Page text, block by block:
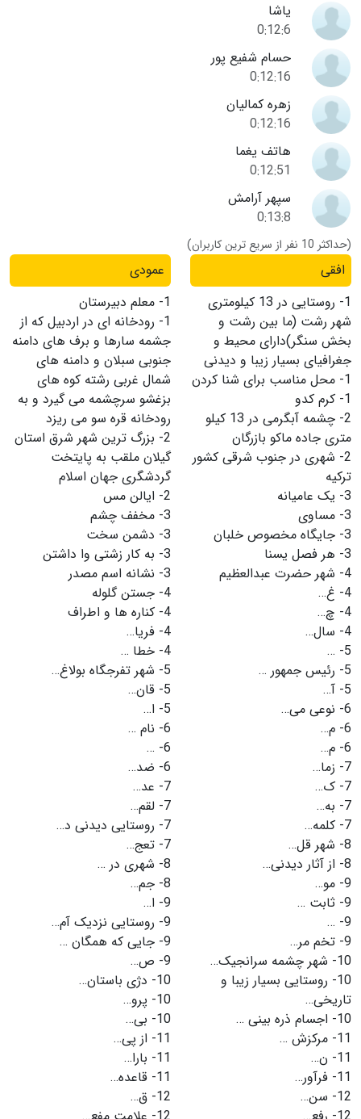
یاشا
0:12:6
حسام شفیع پور
0:12:16
زهره کمالیان
0:12:16
هاتف یغما
0:12:51
سپهر آرامش
0:13:8
(حداکثر 10 نفر از سریع ترین کاربران)
افقی
1-
روستایی در 13 کیلومتری
شهر رشت (ما بین رشت و
بخش سنگر)دارای محیط و
جغرافیای بسیار زیبا و دیدنی
1- محل مناسب برای شنا کردن
1- کرم کدو
2-
چشمه آبگرمی در 13 کیلو
متری جاده ماکو بازرگان
2- شهری در جنوب شرقی کشور
ترکیه
3- یک عامیانه
3- مساوی
3- جایگاه مخصوص خلبان
3- هر فصل یسنا
4- شهر حضرت عبدالعظیم
4- غ…
4- چ…
4- سال…
5-
…
5- رئیس جمهور …
5- آ…
6- نوعی می…
6- م…
6- م…
7- زما…
7- ک…
7- به…
7- کلمه…
8- شهر قل…
8- از آثار دیدنی…
9- مو…
9- ثابت …
9-
…
9- تخم مر…
10- شهر چشمه سرانجیک…
10- روستایی بسیار زیبا و
تاریخی…
10- اجسام ذره بینی …
11- مرکزش …
11- ن…
11- فرآور…
12- سن…
عمودی
1- معلم دبیرستان
1- رودخانه ای در اردبیل که از
جشمه سارها و برف های دامنه
جنوبی سبلان و دامنه های
شمال غربی رشته کوه های
بزغشو سرچشمه می گیرد و به
رودخانه قره سو می ریزد
2- بزرگ ترین شهر شرق استان
گیلان ملقب به پایتخت
گردشگری جهان اسلام
2- ایالن مس
3- مخفف چشم
3- دشمن سخت
3- به کار زشتی وا داشتن
3- نشانه اسم مصدر
4- جستن گلوله
4- کناره ها و اطراف
4- فریا…
4- خطا …
5- شهر تفرجگاه بولاغ…
5- قان…
5- ا…
6- نام …
6-
…
6- ضد…
7- عد…
7- لقم…
7- روستایی دیدنی د…
7- تعج…
8- شهری در …
8- جم…
9- ا…
9- روستایی نزدیک آم…
9- جایی که همگان …
9- ص…
10- دژی باستان…
10- پرو…
10- بی…
11- از پی…
11- بارا…
11- قاعده…
12- ق…